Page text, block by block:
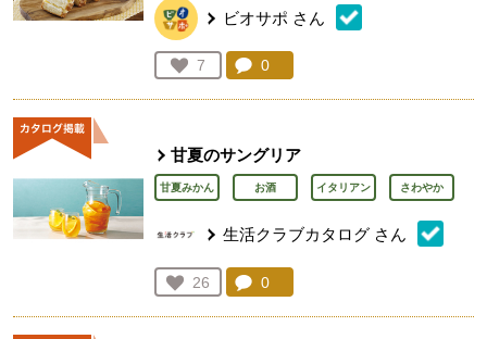
ビオサポ さん
お気に入り登録：
7
人が登録
コメント：
0
甘夏のサングリア
甘夏みかん お酒 イタリアン さわやか
生活クラブカタログ さん
お気に入り登録：
26
人が登録
コメント：
0